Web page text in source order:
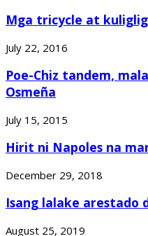
Mga tricycle at
July 22, 2016
Poe-Chiz tandem,
Osmeña
July 15, 2015
Hirit ni Napoles na
December 29, 2018
Isang lalake arestado
August 25, 2019